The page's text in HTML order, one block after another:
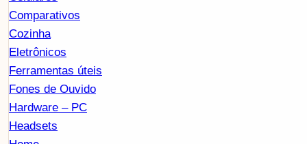
Comparativos
Cozinha
Eletrônicos
Ferramentas úteis
Fones de Ouvido
Hardware – PC
Headsets